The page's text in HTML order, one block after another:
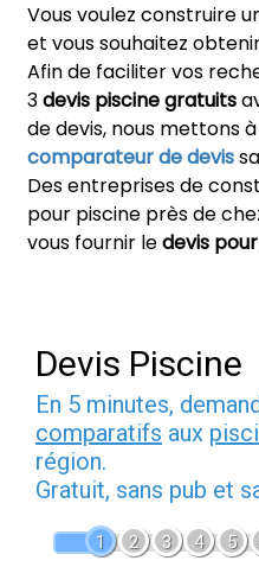
Vous voulez construire
et vous souhaitez
Afin de faciliter vos
3devis piscine gratuits
de devis, nous mettons
comparateur de devis
Des entreprises de
pour piscine près de
vous fournir ledevis
Devis Piscine
En 5 minutes,
comparatifs aux
région.
Gratuit, sans pub et
1 2 3 4 5